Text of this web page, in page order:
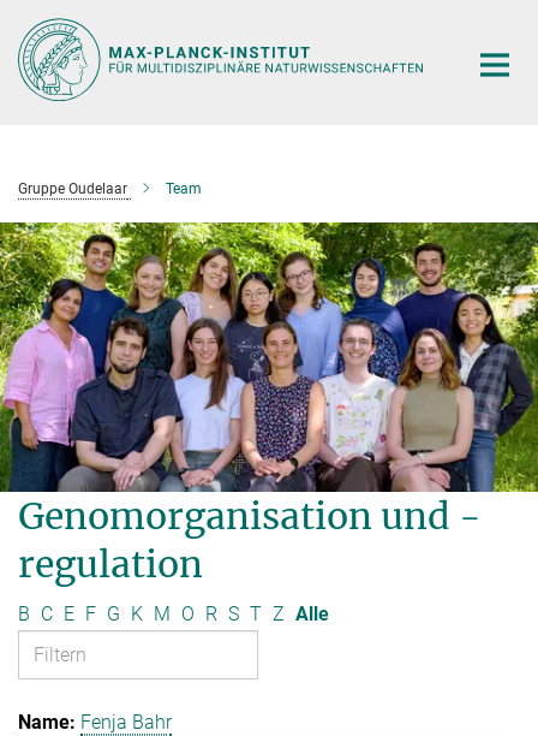
Hauptinhalt
Gruppe Oudelaar Team
Genomorganisation und -
regulation
B C E F G K M O R S T Z Alle
Fenja Bahr